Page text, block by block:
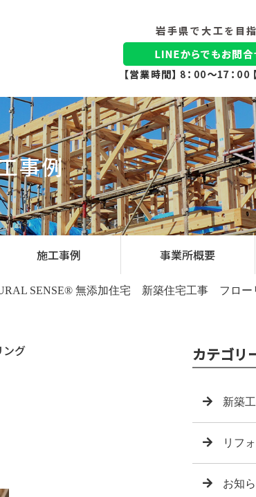
事例
施工事例 事業所概要
SENSE® 無添加住宅 新築住宅工事 フロ
ング カテゴリ
新築
リフ
お知